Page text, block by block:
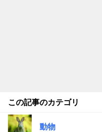
この記事のカテゴリ
動物